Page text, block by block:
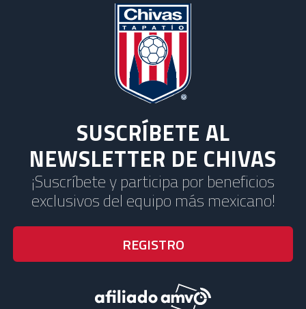
SUSCRÍBETE AL
NEWSLETTER DE CHIVAS
¡Suscríbete y participa por beneficios
exclusivos del equipo más mexicano!